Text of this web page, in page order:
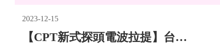
2023-12-15
【CPT新式探頭電波拉提】台灣旅遊達人王翎芳的美麗首選 x 時光逆轉的緊緻肌膚